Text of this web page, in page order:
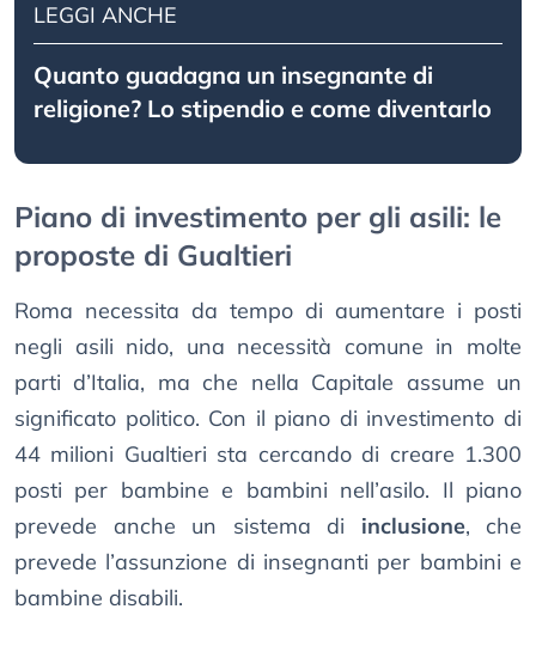
LEGGI ANCHE
Quanto guadagna un insegnante di
religione? Lo stipendio e come diventarlo
Piano di investimento per gli asili: le
proposte di Gualtieri
Roma necessita da tempo di aumentare i posti
negli asili nido, una necessità comune in molte
parti d’Italia, ma che nella Capitale assume un
significato politico. Con il piano di investimento di
44 milioni Gualtieri sta cercando di creare 1.300
posti per bambine e bambini nell’asilo. Il piano
prevede anche un sistema di inclusione, che
prevede l’assunzione di insegnanti per bambini e
bambine disabili.